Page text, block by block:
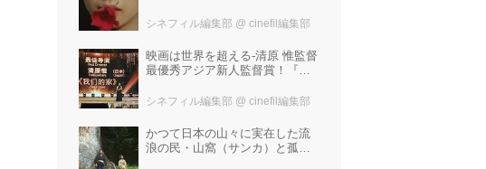
ントから選ばれた、大島渚、塚
シネフィル編集部 @ cinefil編集部
映画は世界を超える-清原 惟監督
最優秀アジア新人監督賞！『わ
中国最大の映画祭「上海国際映
シネフィル編集部 @ cinefil編集部
かつて日本の山々に実在した流
浪の民・山窩（サンカ）と孤独